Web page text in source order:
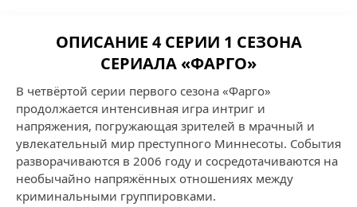
ОПИСАНИЕ 4 СЕРИИ 1 СЕЗОНА
СЕРИАЛА «ФАРГО»
В четвёртой серии первого сезона «Фарго»
продолжается интенсивная игра интриг и
напряжения, погружающая зрителей в мрачный и
увлекательный мир преступного Миннесоты. События
разворачиваются в 2006 году и сосредотачиваются на
необычайно напряжённых отношениях между
криминальными группировками.